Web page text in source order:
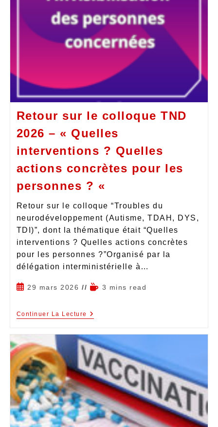
Retour sur le colloque TND
2026 – « Quelles
interventions ? Quelles
actions concrètes pour les
personnes ? «
Retour sur le colloque “Troubles du
neurodéveloppement (Autisme, TDAH, DYS,
TDI)”, dont la thématique était “Quelles
interventions ? Quelles actions concrètes
pour les personnes ?”Organisé par la
délégation interministérielle à…
29 mars 2026 3 mins read
Continuer La Lecture